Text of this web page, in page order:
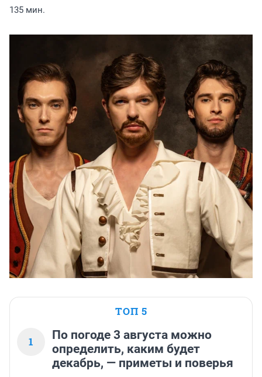
135 мин.
ТОП 5
1
По погоде 3 августа можно
определить, каким будет
декабрь, — приметы и поверья